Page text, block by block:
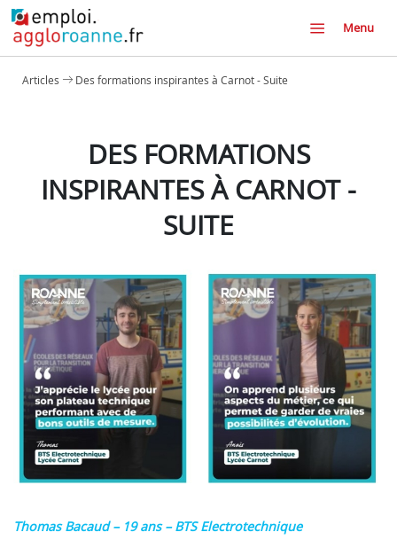
Menu
Articles Des formations inspirantes à Carnot - Suite
DES FORMATIONS
INSPIRANTES À CARNOT -
SUITE
Thomas Bacaud – 19 ans – BTS Electrotechnique